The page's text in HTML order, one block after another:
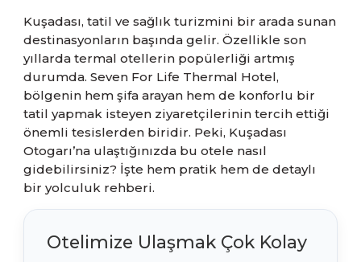
Kuşadası, tatil ve sağlık turizmini bir arada sunan
destinasyonların başında gelir. Özellikle son
yıllarda termal otellerin popülerliği artmış
durumda. Seven For Life Thermal Hotel,
bölgenin hem şifa arayan hem de konforlu bir
tatil yapmak isteyen ziyaretçilerinin tercih ettiği
önemli tesislerden biridir. Peki, Kuşadası
Otogarı’na ulaştığınızda bu otele nasıl
gidebilirsiniz? İşte hem pratik hem de detaylı
bir yolculuk rehberi.
Otelimize Ulaşmak Çok Kolay